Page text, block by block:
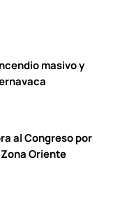
masivo y
al Congreso por
Oriente